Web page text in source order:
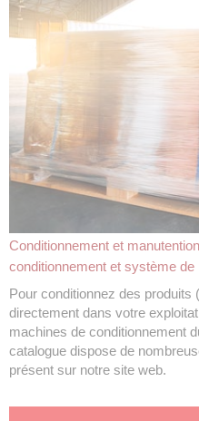
Conditionnement et
conditionnement et système de
Pour conditionnez des
directement dans votre
machines de conditionnement
catalogue dispose de
présent sur notre site web.